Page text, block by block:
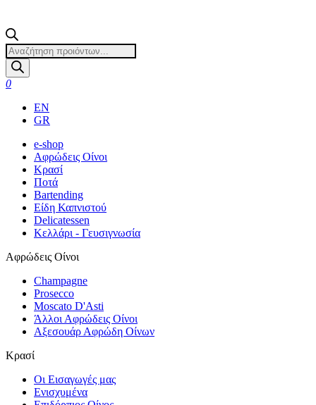
Products
search
0
EN
GR
e-shop
Αφρώδεις Οίνοι
Κρασί
Ποτά
Bartending
Είδη Καπνιστού
Delicatessen
Κελλάρι - Γευσιγνωσία
Αφρώδεις Οίνοι
Champagne
Prosecco
Moscato D'Asti
Άλλοι Αφρώδεις Οίνοι
Αξεσουάρ Αφρώδη Οίνων
Κρασί
Οι Εισαγωγές μας
Ενισχυμένα